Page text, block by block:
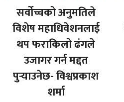
सर्वोच्चको अनुमतिले
विशेष महाधिवेशनलाई
थप फराकिलो ढंगले
उजागर गर्न मद्दत
पुर्‍याउनेछ- विश्वप्रकाश
शर्मा